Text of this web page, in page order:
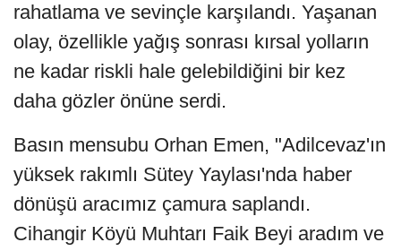
rahatlama ve sevinçle karşılandı. Yaşanan
olay, özellikle yağış sonrası kırsal yolların
ne kadar riskli hale gelebildiğini bir kez
daha gözler önüne serdi.
Basın mensubu Orhan Emen, "Adilcevaz'ın
yüksek rakımlı Sütey Yaylası'nda haber
dönüşü aracımız çamura saplandı.
Cihangir Köyü Muhtarı Faik Beyi aradım ve